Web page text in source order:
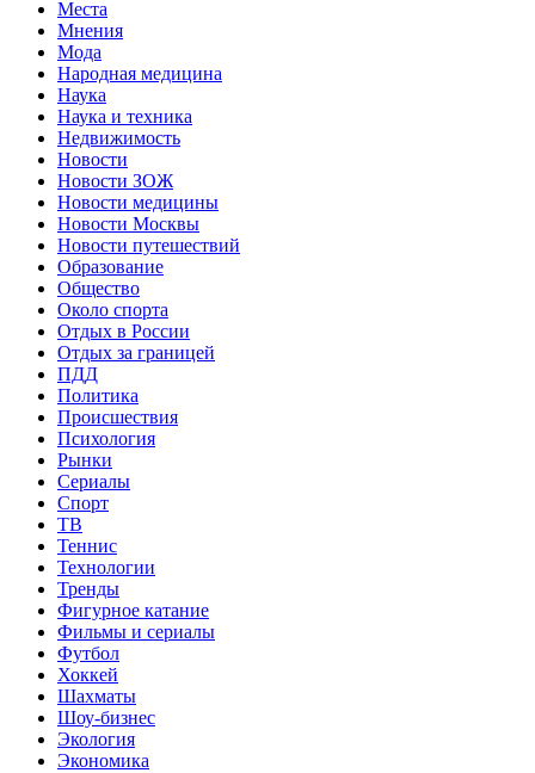
Места
Мнения
Мода
Народная медицина
Наука
Наука и техника
Недвижимость
Новости
Новости ЗОЖ
Новости медицины
Новости Москвы
Новости путешествий
Образование
Общество
Около спорта
Отдых в России
Отдых за границей
ПДД
Политика
Происшествия
Психология
Рынки
Сериалы
Спорт
ТВ
Теннис
Технологии
Тренды
Фигурное катание
Фильмы и сериалы
Футбол
Хоккей
Шахматы
Шоу-бизнес
Экология
Экономика